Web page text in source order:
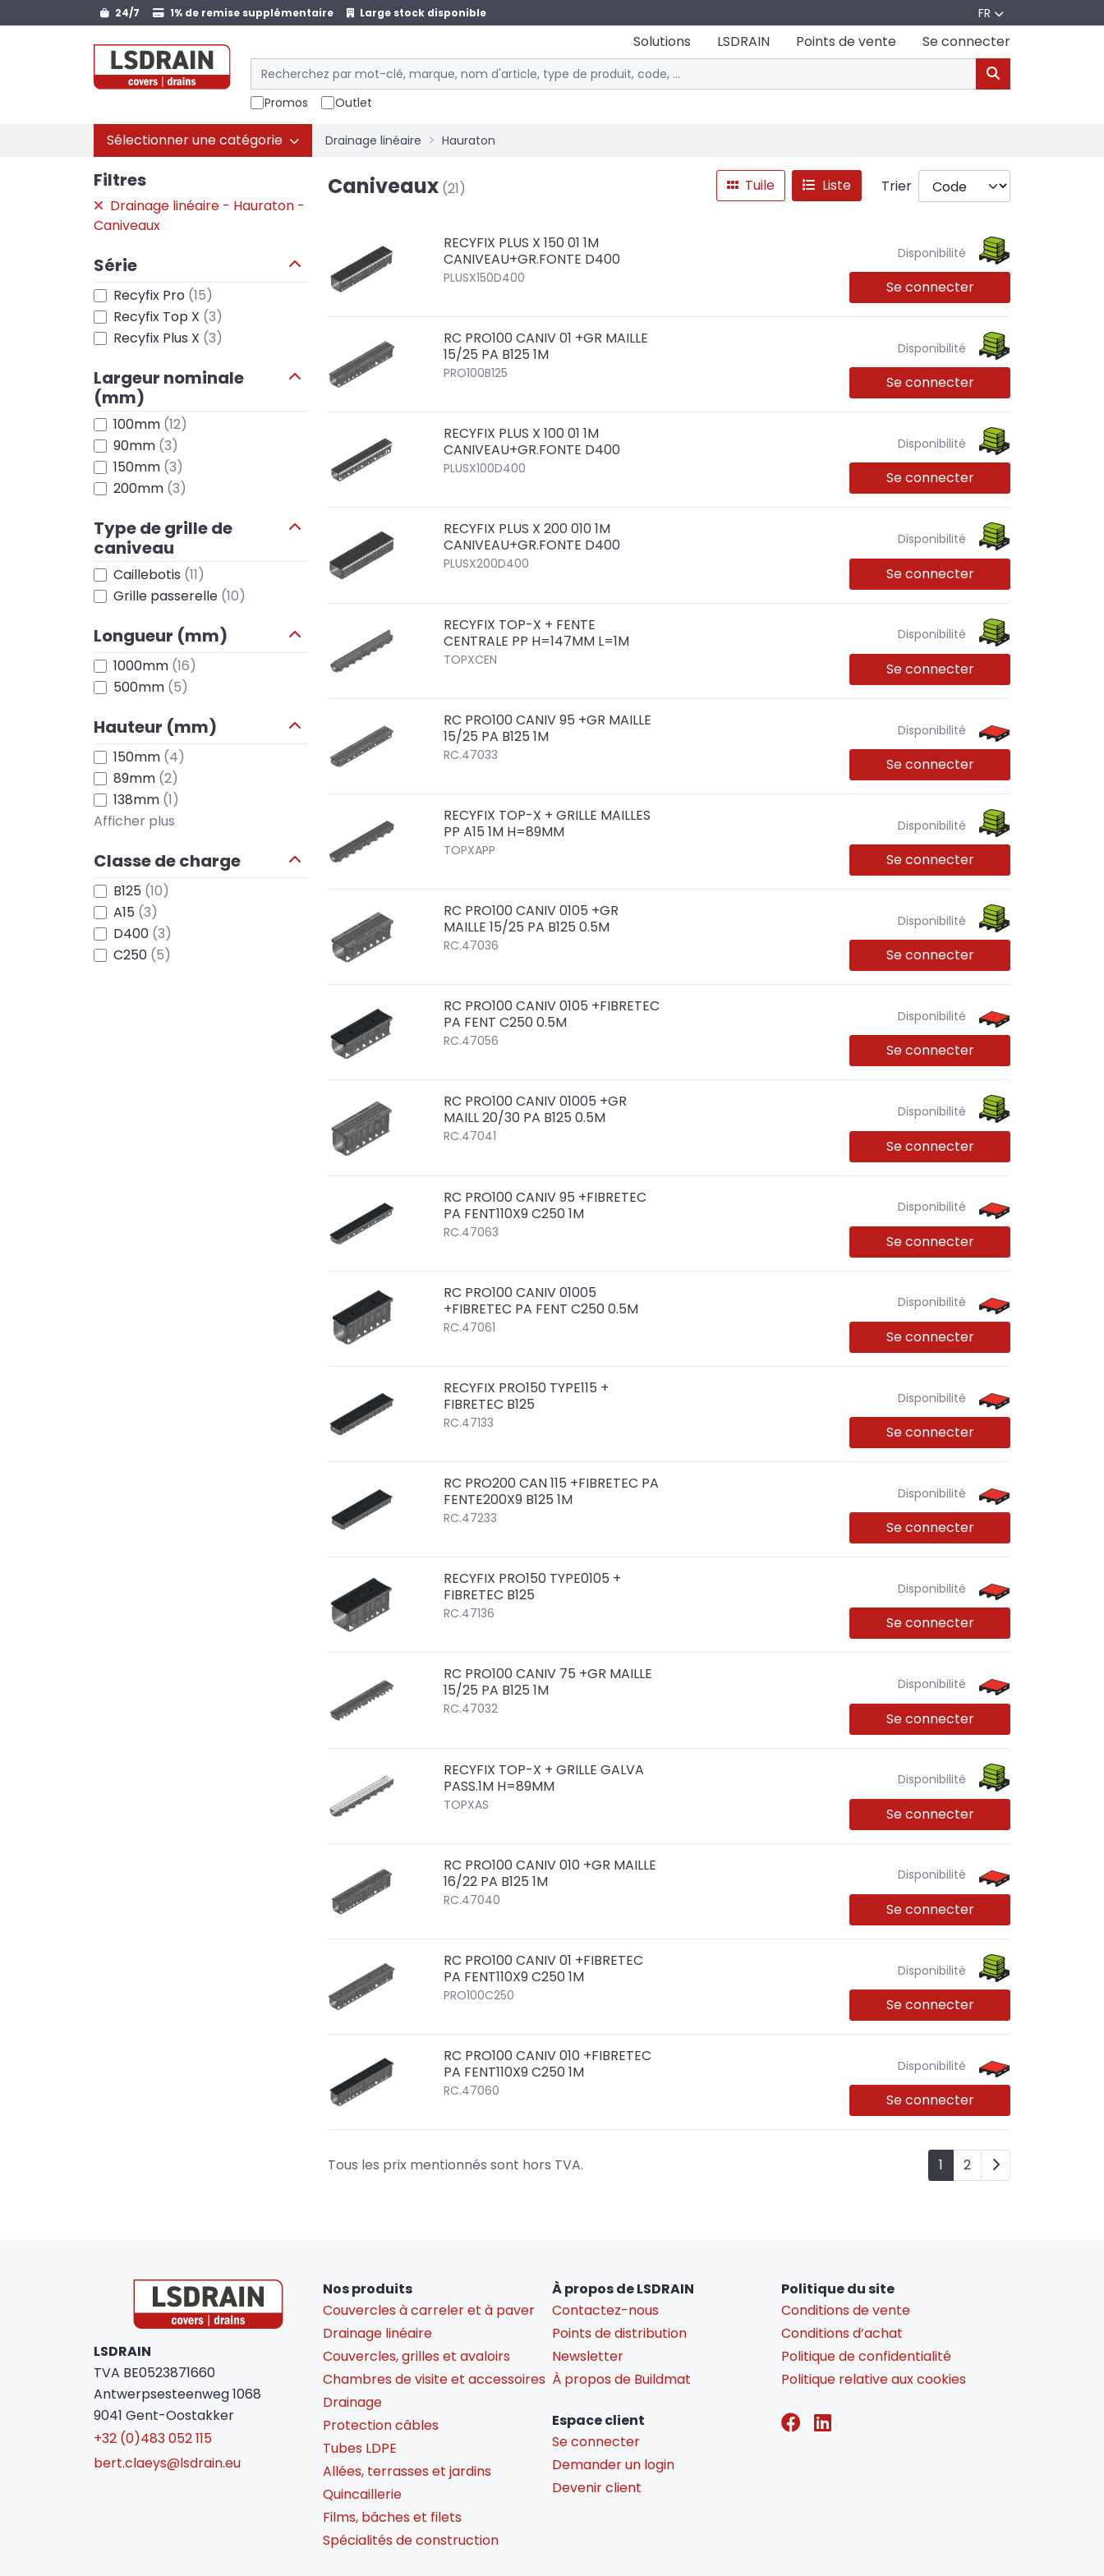
24/7 1% de remise supplémentaire Large stock disponible FR
Solutions LSDRAIN Points de vente Se connecter
Promos Outlet
Sélectionner une catégorie Drainage linéaire Hauraton
Filtres
Drainage linéaire - Hauraton -
Caniveaux
Série
Recyfix Pro (15)
Recyfix Top X (3)
Recyfix Plus X (3)
Largeur nominale
(mm)
100mm (12)
90mm (3)
150mm (3)
200mm (3)
Type de grille de
caniveau
Caillebotis (11)
Grille passerelle (10)
Longueur (mm)
1000mm (16)
500mm (5)
Hauteur (mm)
150mm (4)
89mm (2)
138mm (1)
Afficher plus
Classe de charge
B125 (10)
A15 (3)
D400 (3)
C250 (5)
Caniveaux (21) Tuile Liste Trier
RECYFIX PLUS X 150 01 1M
CANIVEAU+GR.FONTE D400
PLUSX150D400
Disponibilité
Se connecter
RC PRO100 CANIV 01 +GR MAILLE
15/25 PA B125 1M
PRO100B125
Disponibilité
Se connecter
RECYFIX PLUS X 100 01 1M
CANIVEAU+GR.FONTE D400
PLUSX100D400
Disponibilité
Se connecter
RECYFIX PLUS X 200 010 1M
CANIVEAU+GR.FONTE D400
PLUSX200D400
Disponibilité
Se connecter
RECYFIX TOP-X + FENTE
CENTRALE PP H=147MM L=1M
TOPXCEN
Disponibilité
Se connecter
RC PRO100 CANIV 95 +GR MAILLE
15/25 PA B125 1M
RC.47033
Disponibilité
Se connecter
RECYFIX TOP-X + GRILLE MAILLES
PP A15 1M H=89MM
TOPXAPP
Disponibilité
Se connecter
RC PRO100 CANIV 0105 +GR
MAILLE 15/25 PA B125 0.5M
RC.47036
Disponibilité
Se connecter
RC PRO100 CANIV 0105 +FIBRETEC
PA FENT C250 0.5M
RC.47056
Disponibilité
Se connecter
RC PRO100 CANIV 01005 +GR
MAILL 20/30 PA B125 0.5M
RC.47041
Disponibilité
Se connecter
RC PRO100 CANIV 95 +FIBRETEC
PA FENT110X9 C250 1M
RC.47063
Disponibilité
Se connecter
RC PRO100 CANIV 01005
+FIBRETEC PA FENT C250 0.5M
RC.47061
Disponibilité
Se connecter
RECYFIX PRO150 TYPE115 +
FIBRETEC B125
RC.47133
Disponibilité
Se connecter
RC PRO200 CAN 115 +FIBRETEC PA
FENTE200X9 B125 1M
RC.47233
Disponibilité
Se connecter
RECYFIX PRO150 TYPE0105 +
FIBRETEC B125
RC.47136
Disponibilité
Se connecter
RC PRO100 CANIV 75 +GR MAILLE
15/25 PA B125 1M
RC.47032
Disponibilité
Se connecter
RECYFIX TOP-X + GRILLE GALVA
PASS.1M H=89MM
TOPXAS
Disponibilité
Se connecter
RC PRO100 CANIV 010 +GR MAILLE
16/22 PA B125 1M
RC.47040
Disponibilité
Se connecter
RC PRO100 CANIV 01 +FIBRETEC
PA FENT110X9 C250 1M
PRO100C250
Disponibilité
Se connecter
RC PRO100 CANIV 010 +FIBRETEC
PA FENT110X9 C250 1M
RC.47060
Disponibilité
Se connecter
Tous les prix mentionnés sont hors TVA. 1 2
LSDRAIN
TVA BE0523871660
Antwerpsesteenweg 1068
9041 Gent-Oostakker
+32 (0)483 052 115
bert.claeys@lsdrain.eu
Nos produits
Couvercles à carreler et à paver
Drainage linéaire
Couvercles, grilles et avaloirs
Chambres de visite et accessoires
Drainage
Protection câbles
Tubes LDPE
Allées, terrasses et jardins
Quincaillerie
Films, bâches et filets
Spécialités de construction
À propos de LSDRAIN
Contactez-nous
Points de distribution
Newsletter
À propos de Buildmat
Espace client
Se connecter
Demander un login
Devenir client
Politique du site
Conditions de vente
Conditions d’achat
Politique de confidentialité
Politique relative aux cookies